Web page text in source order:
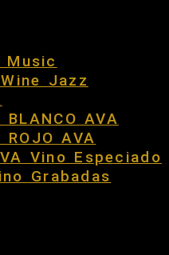
Music
Jazz
BLANCO AVA
ROJO AVA
Vino Especiado
Grabadas